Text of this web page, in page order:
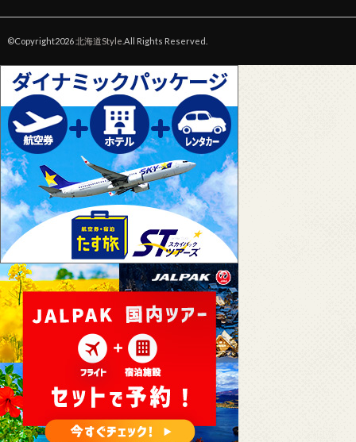
©Copyright2026北海道Style .All Rights Reserved.